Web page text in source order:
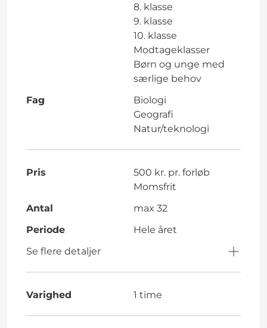
8. klasse
9. klasse
10. klasse
Modtageklasser
Børn og unge med
særlige behov
Fag
Biologi
Geografi
Natur/teknologi
Pris
500 kr. pr. forløb
Momsfrit
Antal
max 32
Periode
Hele året
Se flere detaljer
Varighed 1 time